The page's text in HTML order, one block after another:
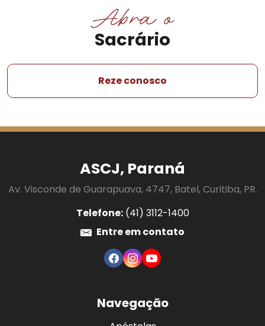
Abra o
Sacrário
Reze conosco
ASCJ, Paraná
Av. Visconde de Guarapuava, 4747, Batel, Curitiba, PR.
Telefone:(41) 3112-1400
Entre em contato
Navegação